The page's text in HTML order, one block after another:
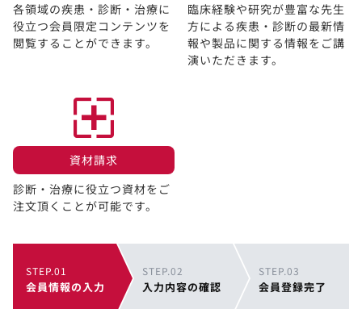
各領域の疾患・診断・治療に
役立つ会員限定コンテンツを
閲覧することができます。​
臨床経験や研究が豊富な先生
方による疾患・診断の最新情
報や製品に関する情報をご講
演いただきます。
資材請求​
診断・治療に役立つ資材をご
注文頂くことが可能です。
STEP.01
会員情報の入力
STEP.02
入力内容の確認
STEP.03
会員登録完了